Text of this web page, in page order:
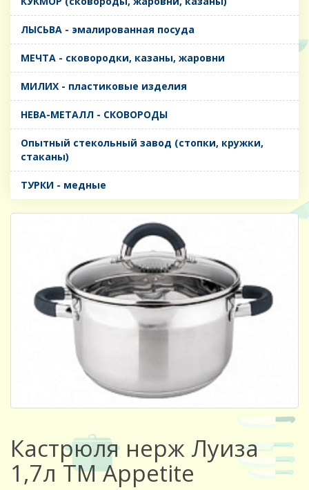
ЛЫСЬВА - эмалированная посуда
МЕЧТА - сковородки, казаны, жаровни
МИЛИХ - пластиковые изделия
НЕВА-МЕТАЛЛ - СКОВОРОДЫ
Опытный стекольный завод (стопки, кружки,
стаканы)
ТУРКИ - медные
Кастрюля нерж Луиза
1,7л ТМ Appetite